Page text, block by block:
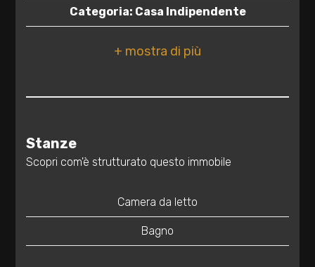
Categoria: Casa Indipendente
Comune: San Michele Salentino
Camere: 1
Locali: 3
Stato conservazione: Ristrutturato
Stanze
Scopri com'è strutturato questo immobile
Camera da letto
Bagno
5
5+
Qualsiasi